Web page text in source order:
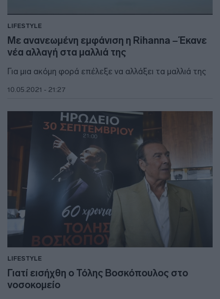
LIFESTYLE
Με ανανεωμένη εμφάνιση η Rihanna – Έκανε
νέα αλλαγή στα μαλλιά της
Για μια ακόμη φορά επέλεξε να αλλάξει τα μαλλιά της
10.05.2021 - 21:27
LIFESTYLE
Γιατί εισήχθη ο Τόλης Βοσκόπουλος στο
νοσοκομείο